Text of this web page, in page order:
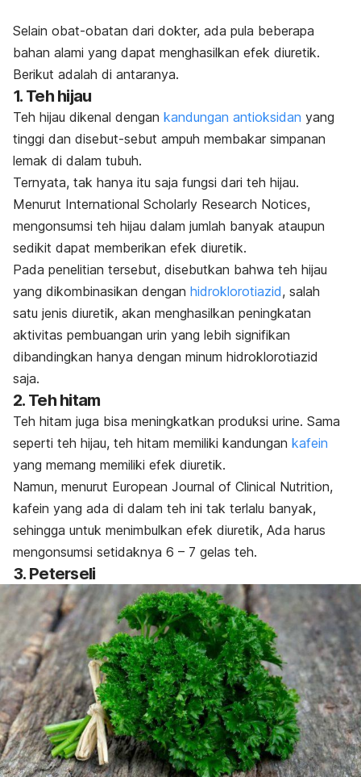
Selain obat-obatan dari dokter, ada pula beberapa
bahan alami yang dapat menghasilkan efek diuretik.
Berikut adalah di antaranya.
1. Teh hijau
Teh hijau dikenal dengan kandungan antioksidan yang
tinggi dan disebut-sebut ampuh membakar simpanan
lemak di dalam tubuh.
Ternyata, tak hanya itu saja fungsi dari teh hijau.
Menurut International Scholarly Research Notices,
mengonsumsi teh hijau dalam jumlah banyak ataupun
sedikit dapat memberikan efek diuretik.
Pada penelitian tersebut, disebutkan bahwa teh hijau
yang dikombinasikan dengan hidroklorotiazid, salah
satu jenis diuretik, akan menghasilkan peningkatan
aktivitas pembuangan urin yang lebih signifikan
dibandingkan hanya dengan minum hidroklorotiazid
saja.
2. Teh hitam
Teh hitam juga bisa meningkatkan produksi urine. Sama
seperti teh hijau, teh hitam memiliki kandungan kafein
yang memang memiliki efek diuretik.
Namun, menurut European Journal of Clinical Nutrition,
kafein yang ada di dalam teh ini tak terlalu banyak,
sehingga untuk menimbulkan efek diuretik, Ada harus
mengonsumsi setidaknya 6 – 7 gelas teh.
3. Peterseli